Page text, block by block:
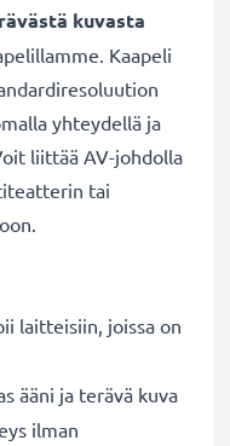
kuvasta
Kaapeli
yhteydellä ja
liittää AV-johdolla
tai
laitteisiin, joissa on
ääni ja terävä kuva
ilman